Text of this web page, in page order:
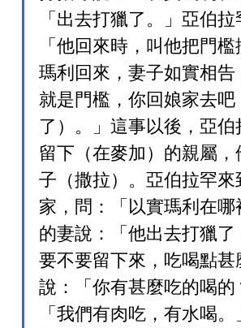
「出去打獵了。」亞伯
「他回來時，叫他把門
瑪利回來，妻子如實相
就是門檻，你回娘家去吧
了）。」這事以後，亞
留下（在麥加）的親屬
子（撒拉）。亞伯拉罕
家，問：「以實瑪利在
的妻說：「他出去打獵
要不要留下來，吃喝點
說：「你有甚麼吃的喝的
「我們有肉吃，有水喝